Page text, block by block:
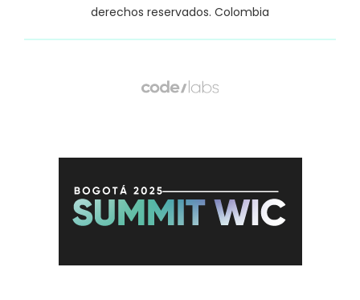
derechos reservados. Colombia